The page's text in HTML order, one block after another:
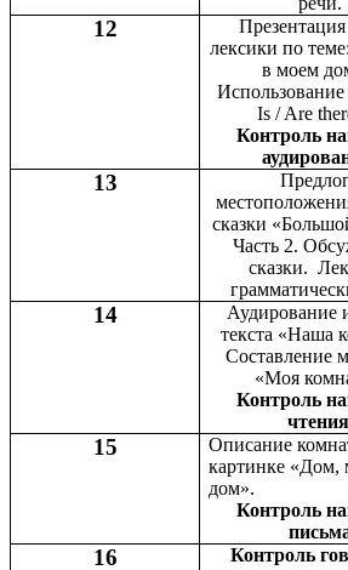
12
лексики по
в моем
Использование
Is / Are
Контроль
13
сказки
Часть 2.
сказки.
14
Аудирование
текста «Наша
Составление
«Моя
Контроль
15
Описание
картинке «Дом,
дом».
Контроль
16 Контроль